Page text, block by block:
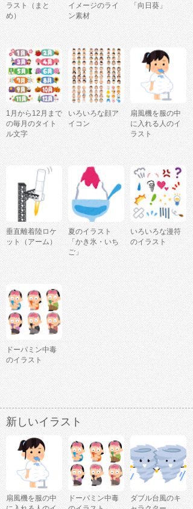
ラスト（まと
め）
イメージのライ
ン素材
「向日葵」
1月から12月まで
の毎月のタイト
ル文字
いろいろな顔ア
イコン
扇風機を服の中
に入れる人のイ
ラスト
垂直離着陸ロケ
ット（アーム）
夏のイラスト
「かき氷・いち
ご」
いろいろな漫符
のイラスト
ドーパミン中毒
のイラスト
新しいイラスト
扇風機を服の中
ドーパミン中毒
ダブル台風のキ